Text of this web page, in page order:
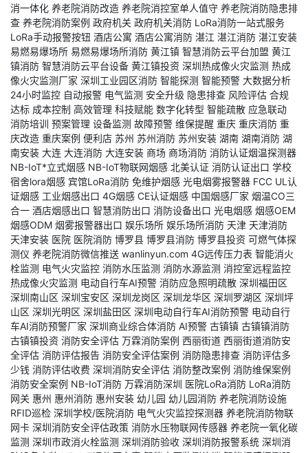
消一体化 养老院消防改造 养老院消控室单人值守 养老院消防隐患排
查 养老院消防案例 政府机关 政府机关消防 LoRa消防一站式服务
LoRa手动报警按钮 酒店公寓 酒店公寓消防 湛江 湛江消防 湛江安装
易燃易爆场所 易燃易爆场所消防 黄江镇 智慧消防云平台加盟 黄江
镇消防 智慧消防云平台设备 黄江镇投资 深圳热成像火灾监测 热成
像火灾监测厂家 深圳工业园区消防 智能探测 智能预警 大数据分析
24小时监控 自动报警 电气监测 安全升级 隐患排查 风险评估 合规
达标 成本控制 高效管理 科技赋能 数字化转型 智能疏散 应急联动
消防培训 预案管理 设备监测 故障预警 维保提醒 重庆 重庆消防 重
庆改造 重庆案例 便利店 苏州 苏州消防 苏州安装 湖南 湖南消防 湖
南安装 大连 大连消防 大连安装 商场 商场消防 消防认证烟温探测器
NB-IoT*立式烟感 NB-IoT物联网烟感 北美认证 消防认证出口 学校
宿舍lora烟感 宾馆LoRa消防 免维护烟感 光电烟雾报警器 FCC UL认
证烟感 工业烟感出口 4G烟感 CE认证烟感 中国烟感厂家 烟温CO三
合一 酒店烟感出口 智慧消防出口 消防设备出口 光电烟感 烟感OEM
烟感ODM 烟雾报警器出口 娱乐场所 娱乐场所消防 天津 天津消防
天津安装 医院 医院消防 博罗县 博罗县消防 博罗县投资 可燃气体探
测仪 养老院消防微信推送 wanlinyun.com 4G远传压力表 智能消火
栓监测 电气火灾监控 消防水压监测 消防水源监测 消控室远程监控
热成像火灾监测 电动自行车AI预警 消防应急照明疏散 深圳福田区
深圳南山区 深圳宝安区 深圳龙岗区 深圳龙华区 深圳罗湖区 深圳坪
山区 深圳光明区 深圳盐田区 深圳电动自行车AI消防预警 电动自行
车AI消防预警厂家 深圳商业综合体消防 AI预警 古镇镇 古镇镇消防
古镇镇投资 消防安全评估 万霖消防案例 西丽街道 西丽街道消防安
全评估 消防评估报告 消防安全评估案例 消防隐患排查 消防评估多
少钱 消防评估收费 深圳消防安全评估 消防整改案例 消防维保案例
消防安全案例 NB-IoT消防 万霖消防深圳 医院LoRa消防 LoRa消防
网关 惠州 惠州消防 惠州安装 幼儿园 幼儿园消防 养老院消防设施
RFID巡检 深圳学校/医院消防 电气火灾监控探测器 养老院消防物联
网卡 深圳消防安全评估政策 消防水压物联网传感器 养老院一氧化碳
监测 深圳市政消火栓监测 深圳消防验收 深圳消防报警系统 深圳消